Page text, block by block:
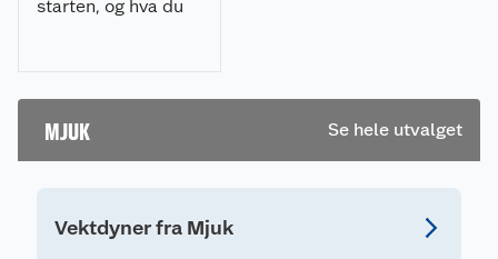
starten, og hva du
MJUK Se hele utvalget
Vektdyner fra Mjuk